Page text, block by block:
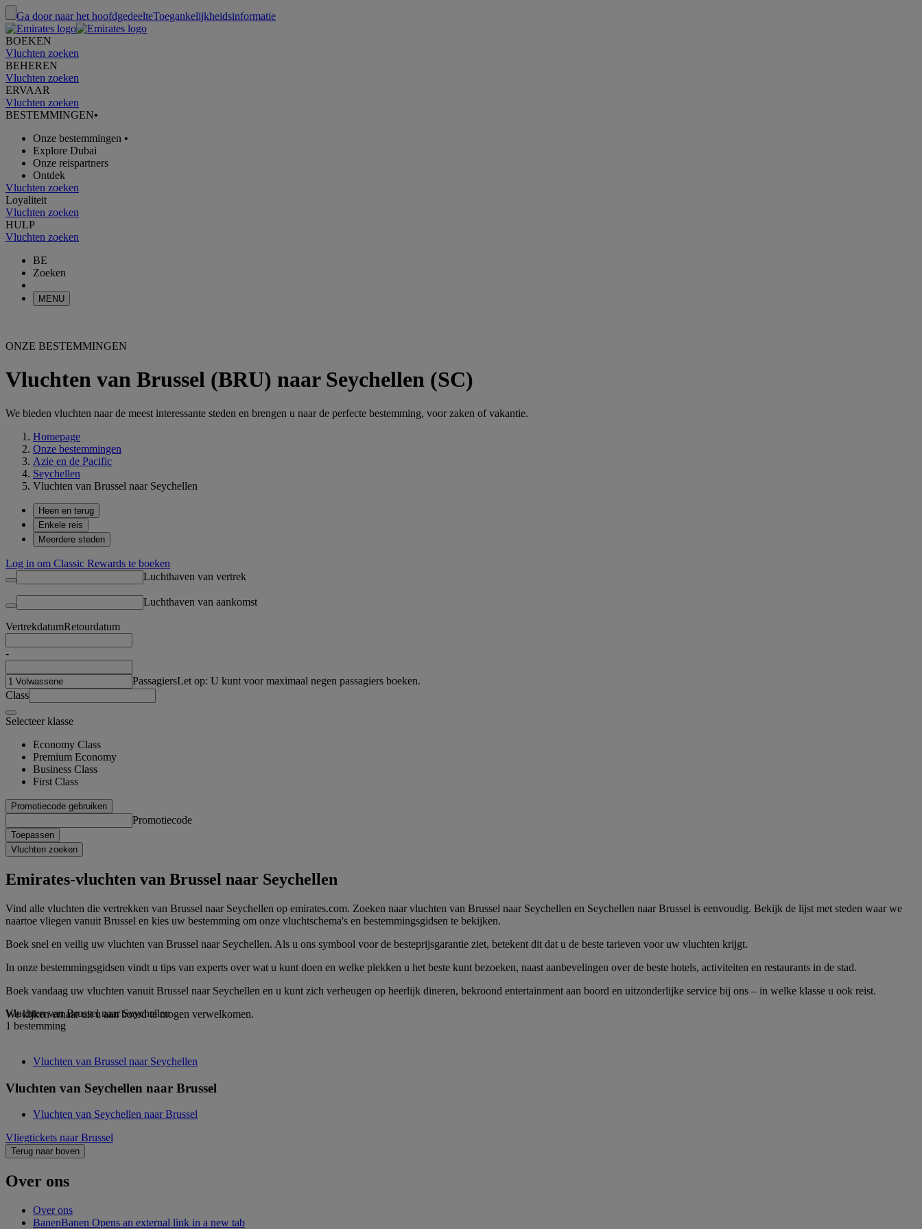
Ga door naar het hoofdgedeelteToegankelijkheidsinformatie
BOEKEN
Vluchten zoeken
BEHEREN
Vluchten zoeken
ERVAAR
Vluchten zoeken
BESTEMMINGEN•
Onze bestemmingen •
Explore Dubai
Onze reispartners
Ontdek
Vluchten zoeken
Loyaliteit
Vluchten zoeken
HULP
Vluchten zoeken
BE
Zoeken
MENU
ONZE BESTEMMINGEN
Vluchten van Brussel (BRU) naar Seychellen (SC)
We bieden vluchten naar de meest interessante steden en brengen u naar de perfecte bestemming, voor zaken of vakantie.
Homepage
Onze bestemmingen
Azie en de Pacific
Seychellen
Vluchten van Brussel naar Seychellen
Heen en terug
Enkele reis
Meerdere steden
Log in om Classic Rewards te boeken
Luchthaven van vertrek
Luchthaven van aankomst
VertrekdatumRetourdatum
-
PassagiersLet op: U kunt voor maximaal negen passagiers boeken.
Class
Selecteer klasse
Economy Class
Premium Economy
Business Class
First Class
Promotiecode gebruiken
Promotiecode
Toepassen
Vluchten zoeken
Emirates-vluchten van Brussel naar Seychellen
Vind alle vluchten die vertrekken van Brussel naar Seychellen op emirates.com. Zoeken naar vluchten van Brussel naar Seychellen en Seychellen naar Brussel is eenvoudig. Bekijk de lijst met steden waar we
naartoe vliegen vanuit Brussel en kies uw bestemming om onze vluchtschema's en bestemmingsgidsen te bekijken.
Boek snel en veilig uw vluchten van Brussel naar Seychellen. Als u ons symbool voor de besteprijsgarantie ziet, betekent dit dat u de beste tarieven voor uw vluchten krijgt.
In onze bestemmingsgidsen vindt u tips van experts over wat u kunt doen en welke plekken u het beste kunt bezoeken, naast aanbevelingen over de beste hotels, activiteiten en restaurants in de stad.
Boek vandaag uw vluchten vanuit Brussel naar Seychellen en u kunt zich verheugen op heerlijk dineren, bekroond entertainment aan boord en uitzonderlijke service bij ons – in welke klasse u ook reist.
We kijken ernaar uit u aan boord te mogen verwelkomen.
Vluchten van Brussel naar Seychellen
1 bestemming
Vluchten van Brussel naar Seychellen
Vluchten van Seychellen naar Brussel
Vluchten van Seychellen naar Brussel
Vliegtickets naar Brussel
Terug naar boven
Over ons
Over ons
BanenBanen Opens an external link in a new tab